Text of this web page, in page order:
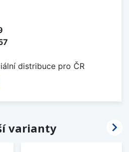
distribuce pro ČR
varianty 